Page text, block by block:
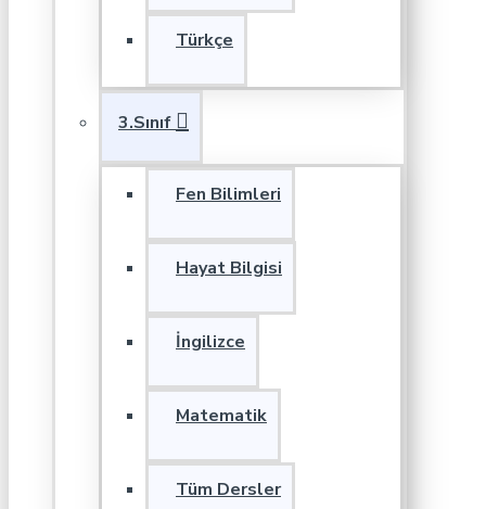
Türkçe
3.Sınıf
Fen Bilimleri
Hayat Bilgisi
İngilizce
Matematik
Tüm Dersler